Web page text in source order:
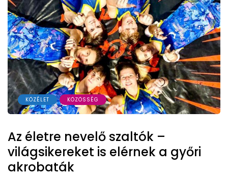
KÖZÉLET KÖZÖSSÉG
Az életre nevelő szaltók –
világsikereket is elérnek a győri
akrobaták